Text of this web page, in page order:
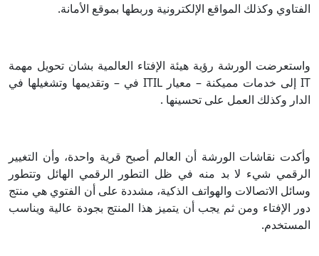
الفتاوي وكذلك المواقع الإلكترونية وربطها بموقع الأمانة.
واستعرضت الورشة رؤية هيئة الإفتاء العالمية بشان تحويل مهمة
IT إلى خدمات مميكنة – معيار ITIL في – وتقديمها وتشغيلها في
الدار وكذلك العمل على تحسينها .
وأكدت نقاشات الورشة أن العالم أصبح قرية واحدة، وأن التغيير
الرقمي شيء لا بد منه في ظل التطور الرقمي الهائل وتتطور
وسائل الاتصالات والهواتف الذكية، مشددة على أن الفتوي هي منتج
دور الإفتاء ومن ثم يجب أن يتميز هذا المنتج بجودة عالية ويناسب
المستخدم.